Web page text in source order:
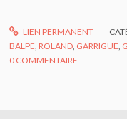
LIEN PERMANENT
BALPE ROLAND GARRIGUE
0 COMMENTAIRE